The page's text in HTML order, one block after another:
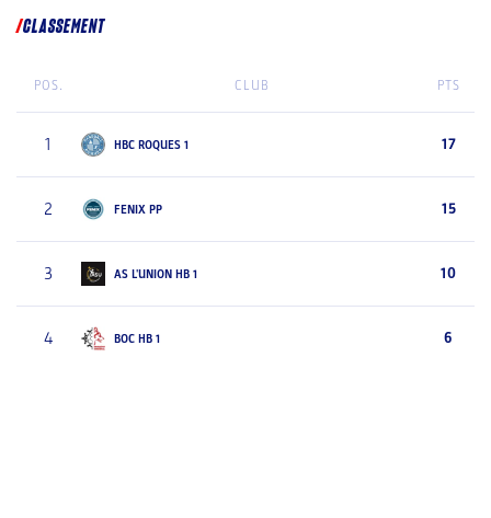
CLASSEMENT
POS. CLUB PTS
1 HBC ROQUES 1 17
2 FENIX PP 15
3 AS L'UNION HB 1 10
4 BOC HB 1 6